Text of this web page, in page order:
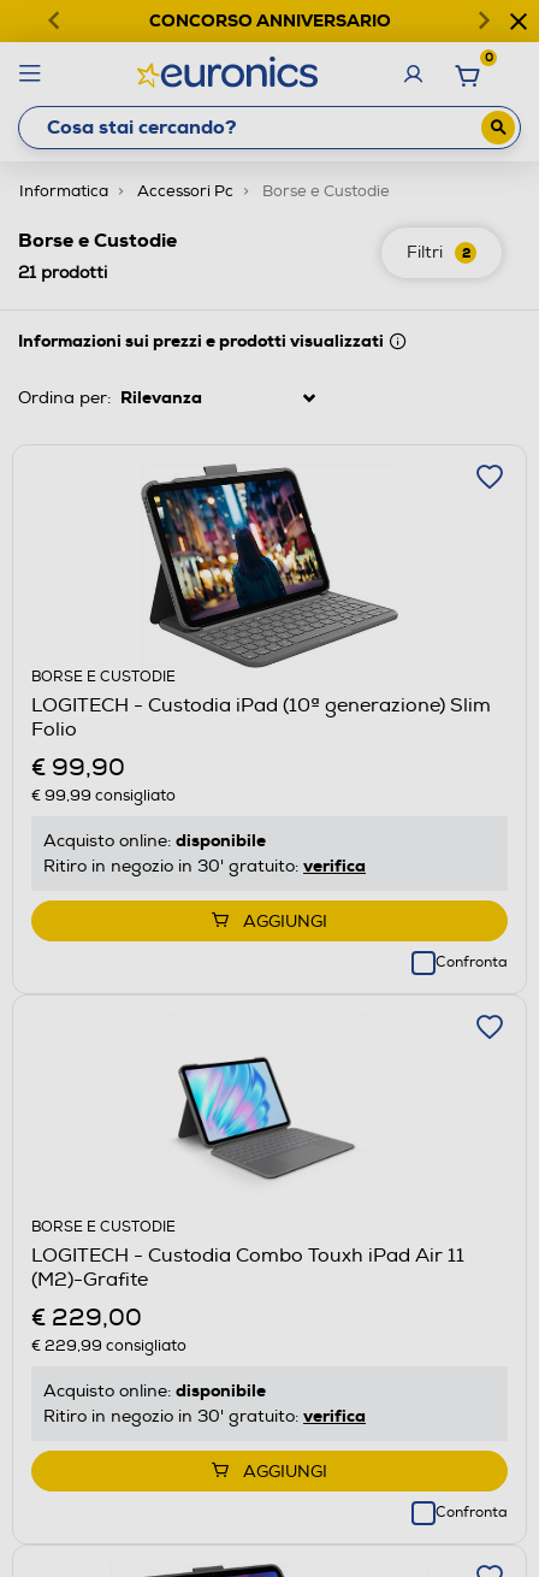
CONCORSO ANNIVERSARIO
0
Informatica Accessori Pc Borse e Custodie
Filtri 2
Borse e Custodie
21prodotti
Informazioni sui prezzi e prodotti visualizzati
Ordina per:
BORSE E CUSTODIE
LOGITECH - Custodia iPad (10ª generazione) Slim
Folio
€ 99,90
€ 99,99 consigliato
Acquisto online: disponibile
Ritiro in negozio in 30' gratuito: verifica
AGGIUNGI
Confronta
BORSE E CUSTODIE
LOGITECH - Custodia Combo Touxh iPad Air 11
(M2)-Grafite
€ 229,00
€ 229,99 consigliato
Acquisto online: disponibile
Ritiro in negozio in 30' gratuito: verifica
AGGIUNGI
Confronta